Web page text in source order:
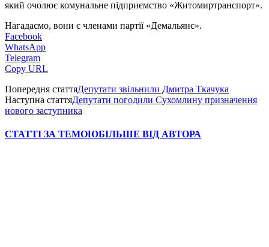
який очолює комунальне підприємство «Житомиртранспорт».
Нагадаємо, вони є членами партії «Демальянс».
Facebook
WhatsApp
Telegram
Copy URL
Попередня статтяДепутати звільнили Дмитра Ткачука
Наступна статтяДепутати погодили Сухомлину призначення
нового заступника
СТАТТІ ЗА ТЕМОЮБІЛЬШЕ ВІД АВТОРА